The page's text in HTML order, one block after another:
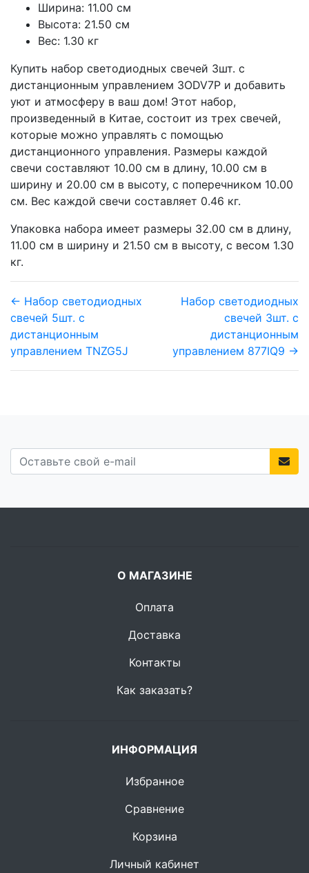
Ширина: 11.00 см
Высота: 21.50 см
Вес: 1.30 кг
Купить набор светодиодных свечей 3шт. с
дистанционным управлением 3ODV7P и добавить
уют и атмосферу в ваш дом! Этот набор,
произведенный в Китае, состоит из трех свечей,
которые можно управлять с помощью
дистанционного управления. Размеры каждой
свечи составляют 10.00 см в длину, 10.00 см в
ширину и 20.00 см в высоту, с поперечником 10.00
см. Вес каждой свечи составляет 0.46 кг.
Упаковка набора имеет размеры 32.00 см в длину,
11.00 см в ширину и 21.50 см в высоту, с весом 1.30
кг.
← Набор светодиодных
свечей 5шт. с
дистанционным
управлением TNZG5J
Набор светодиодных
свечей 3шт. с
дистанционным
управлением 877IQ9 →
О МАГАЗИНЕ
Оплата
Доставка
Контакты
Как заказать?
ИНФОРМАЦИЯ
Избранное
Сравнение
Корзина
Личный кабинет